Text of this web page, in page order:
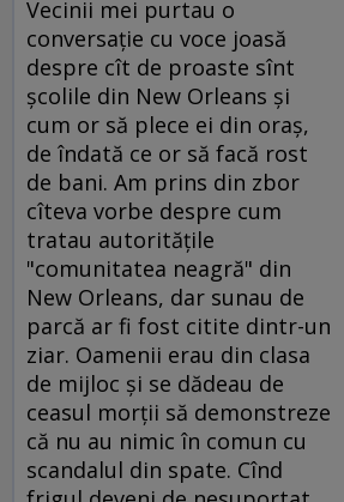
Vecinii mei purtau o
conversaţie cu voce joasă
despre cît de proaste sînt
şcolile din New Orleans şi
cum or să plece ei din oraş,
de îndată ce or să facă rost
de bani. Am prins din zbor
cîteva vorbe despre cum
tratau autorităţile
"comunitatea neagră" din
New Orleans, dar sunau de
parcă ar fi fost citite dintr-un
ziar. Oamenii erau din clasa
de mijloc şi se dădeau de
ceasul morţii să demonstreze
că nu au nimic în comun cu
scandalul din spate. Cînd